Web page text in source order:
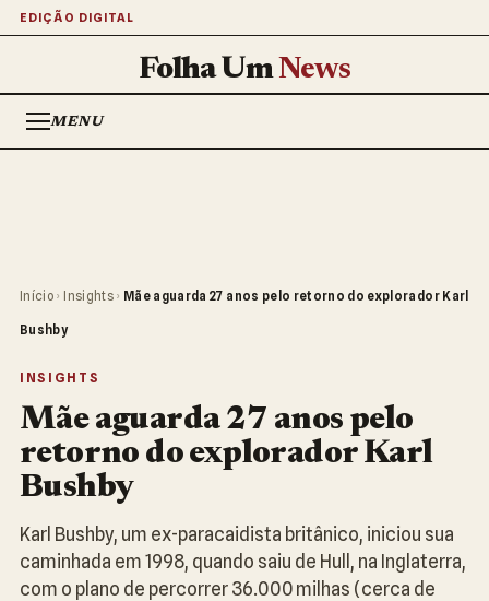
EDIÇÃO DIGITAL
Folha UmNews
MENU
Início › Insights › Mãe aguarda 27 anos pelo retorno do explorador Karl
Bushby
INSIGHTS
Mãe aguarda 27 anos pelo
retorno do explorador Karl
Bushby
Karl Bushby, um ex-paracaidista britânico, iniciou sua
caminhada em 1998, quando saiu de Hull, na Inglaterra,
com o plano de percorrer 36.000 milhas (cerca de